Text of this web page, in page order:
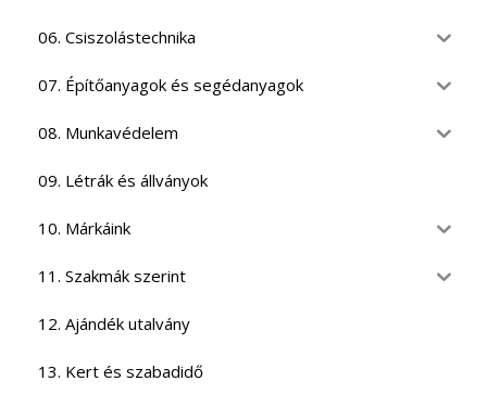
06. Csiszolástechnika
07. Építőanyagok és segédanyagok
08. Munkavédelem
09. Létrák és állványok
10. Márkáink
11. Szakmák szerint
12. Ajándék utalvány
13. Kert és szabadidő